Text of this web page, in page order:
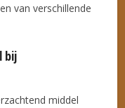
van verschillende
bij
middel